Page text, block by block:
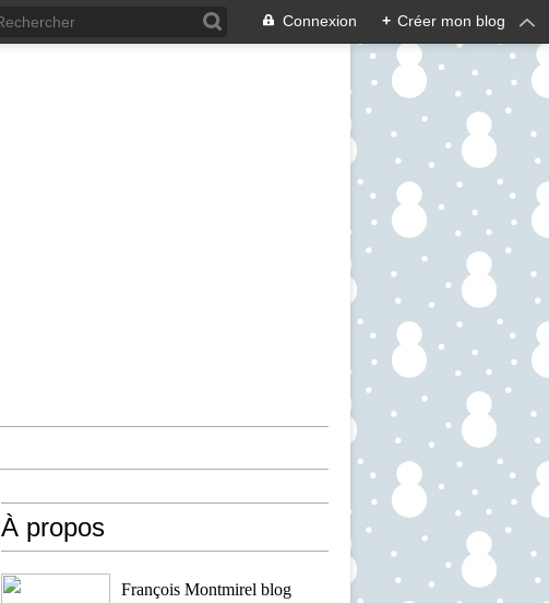
Connexion + Créer mon blog
À propos
François Montmirel blog